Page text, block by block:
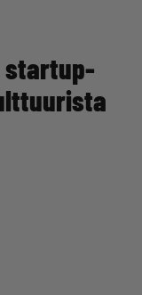
startup-